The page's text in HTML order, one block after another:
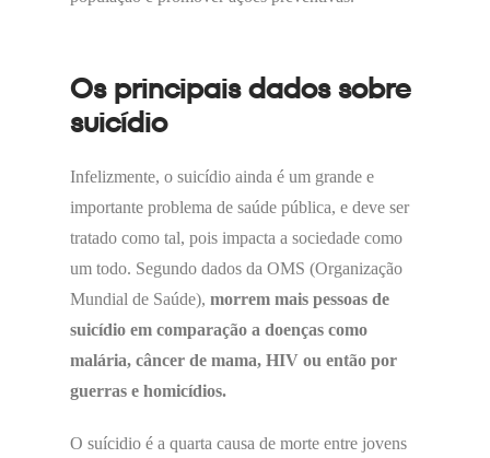
Os principais dados sobre
suicídio
Infelizmente, o suicídio ainda é um grande e
importante problema de saúde pública, e deve ser
tratado como tal, pois impacta a sociedade como
um todo. Segundo dados da OMS (Organização
Mundial de Saúde), morrem mais pessoas de
suicídio em comparação a doenças como
malária, câncer de mama, HIV ou então por
guerras e homicídios.
O suícidio é a quarta causa de morte entre jovens